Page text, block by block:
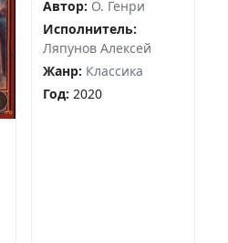
Автор: О. Генри
Исполнитель:
Ляпунов Алексей
Жанр: Классика
Год: 2020